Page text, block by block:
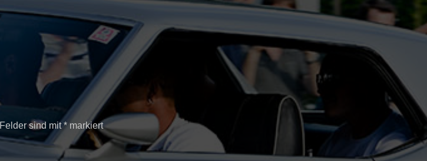
sind mit*markiert